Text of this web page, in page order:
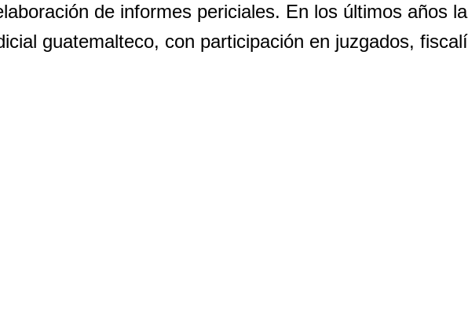
de informes periciales. En los últimos años
guatemalteco, con participación en juzgados,